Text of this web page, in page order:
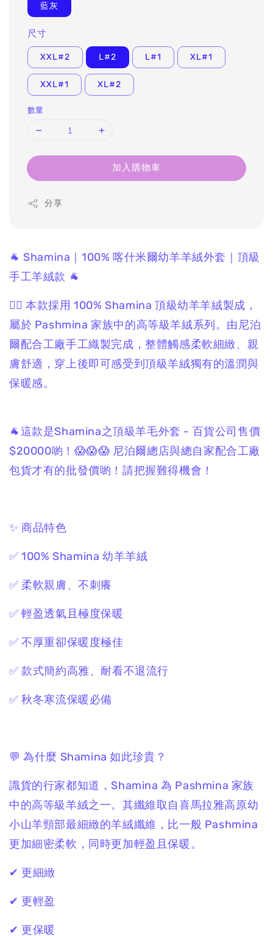
藍灰
尺寸
XXL#2 L#2 L#1 XL#1
XXL#1 XL#2
數量
加入購物車
分享
🐐 Shamina｜100% 喀什米爾幼羊羊絨外套｜頂級
手工羊絨款 🐐
❤️‍🔥 本款採用 100% Shamina 頂級幼羊羊絨製成，
屬於 Pashmina 家族中的高等級羊絨系列。由尼泊
爾配合工廠手工織製完成，整體觸感柔軟細緻、親
膚舒適，穿上後即可感受到頂級羊絨獨有的溫潤與
保暖感。
🐐這款是Shamina之頂級羊毛外套 - 百貨公司售價
$20000喲！😱😱😱 尼泊爾總店與總自家配合工廠
包貨才有的批發價喲！請把握難得機會！
✨ 商品特色
✅ 100% Shamina 幼羊羊絨
✅ 柔軟親膚、不刺癢
✅ 輕盈透氣且極度保暖
✅ 不厚重卻保暖度極佳
✅ 款式簡約高雅、耐看不退流行
✅ 秋冬寒流保暖必備
💬 為什麼 Shamina 如此珍貴？
識貨的行家都知道，Shamina 為 Pashmina 家族
中的高等級羊絨之一。其纖維取自喜馬拉雅高原幼
小山羊頸部最細緻的羊絨纖維，比一般 Pashmina
更加細密柔軟，同時更加輕盈且保暖。
✔ 更細緻
✔ 更輕盈
✔ 更保暖